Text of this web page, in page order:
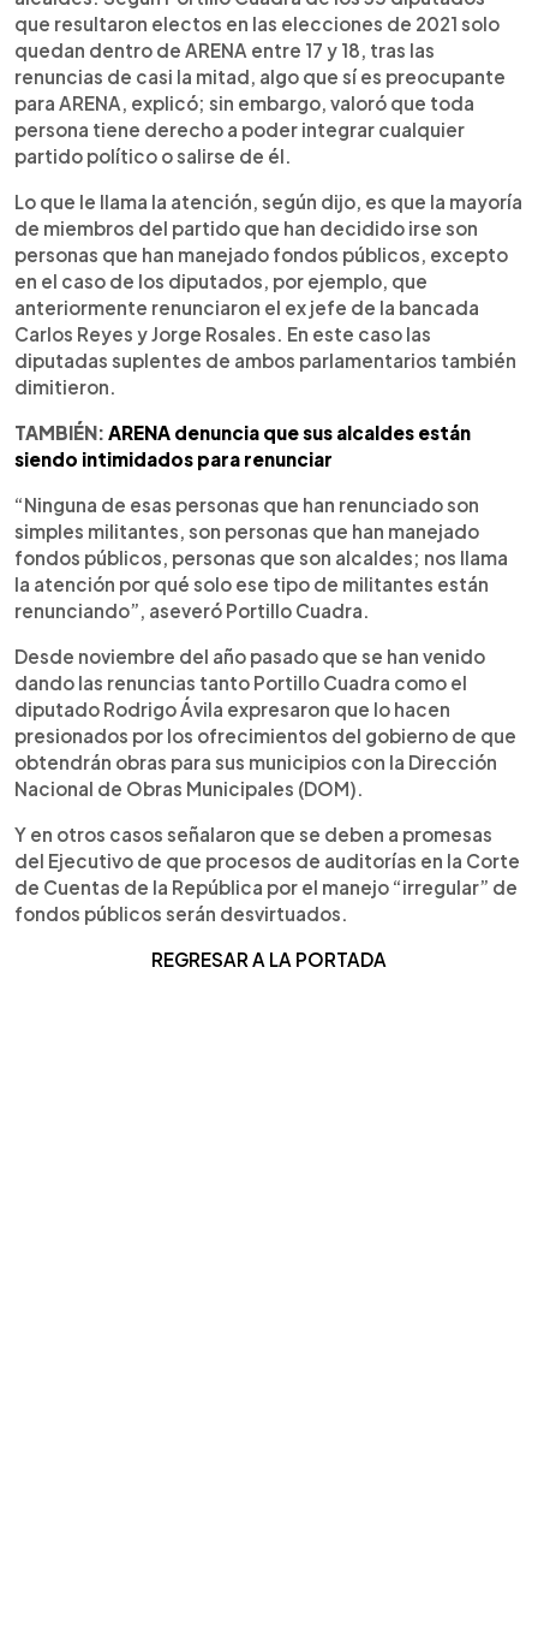
que resultaron electos en las elecciones de 2021 solo
quedan dentro de ARENA entre 17 y 18, tras las
renuncias de casi la mitad, algo que sí es preocupante
para ARENA, explicó; sin embargo, valoró que toda
persona tiene derecho a poder integrar cualquier
partido político o salirse de él.
Lo que le llama la atención, según dijo, es que la mayoría
de miembros del partido que han decidido irse son
personas que han manejado fondos públicos, excepto
en el caso de los diputados, por ejemplo, que
anteriormente renunciaron el ex jefe de la bancada
Carlos Reyes y Jorge Rosales. En este caso las
diputadas suplentes de ambos parlamentarios también
dimitieron.
TAMBIÉN: ARENA denuncia que sus alcaldes están
siendo intimidados para renunciar
“Ninguna de esas personas que han renunciado son
simples militantes, son personas que han manejado
fondos públicos, personas que son alcaldes; nos llama
la atención por qué solo ese tipo de militantes están
renunciando”, aseveró Portillo Cuadra.
Desde noviembre del año pasado que se han venido
dando las renuncias tanto Portillo Cuadra como el
diputado Rodrigo Ávila expresaron que lo hacen
presionados por los ofrecimientos del gobierno de que
obtendrán obras para sus municipios con la Dirección
Nacional de Obras Municipales (DOM).
Y en otros casos señalaron que se deben a promesas
del Ejecutivo de que procesos de auditorías en la Corte
de Cuentas de la República por el manejo “irregular” de
fondos públicos serán desvirtuados.
REGRESAR A LA PORTADA